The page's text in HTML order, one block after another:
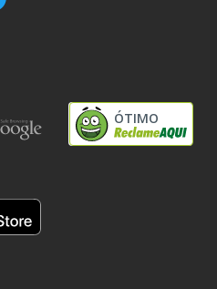
ÓTIMO